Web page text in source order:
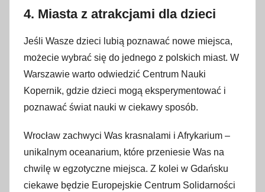
4. Miasta z atrakcjami dla dzieci
Jeśli Wasze dzieci lubią poznawać nowe miejsca,
możecie wybrać się do jednego z polskich miast. W
Warszawie warto odwiedzić Centrum Nauki
Kopernik, gdzie dzieci mogą eksperymentować i
poznawać świat nauki w ciekawy sposób.
Wrocław zachwyci Was krasnalami i Afrykarium –
unikalnym oceanarium, które przeniesie Was na
chwilę w egzotyczne miejsca. Z kolei w Gdańsku
ciekawe będzie Europejskie Centrum Solidarności